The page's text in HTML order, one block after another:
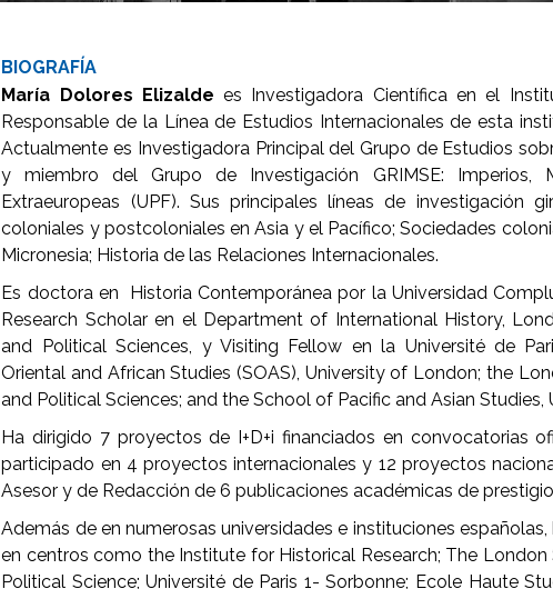
BIOGRAFÍA
María Dolores Elizaldees Investigadora Científica en el
Responsable de la Línea de Estudios Internacionales de esta
Actualmente es Investigadora Principal del Grupo de Estudios
y miembro del Grupo de Investigación GRIMSE: Imperios,
Extraeuropeas (UPF). Sus principales líneas de investigación
coloniales y postcoloniales en Asia y el Pacífico; Sociedades
Micronesia; Historia de las Relaciones Internacionales.
Es doctora en Historia Contemporánea por la Universidad
Research Scholar en el Department of International History,
and Political Sciences, y Visiting Fellow en la Université de
Oriental and African Studies (SOAS), University of London; the
and Political Sciences; and the School of Pacific and Asian Studies,
Ha dirigido 7 proyectos de I+D+i financiados en convocatorias
participado en 4 proyectos internacionales y 12 proyectos
Asesor y de Redacción de 6 publicaciones académicas de
Además de en numerosas universidades e instituciones
en centros como the Institute for Historical Research; The
Political Science; Université de Paris 1- Sorbonne; Ecole Haute